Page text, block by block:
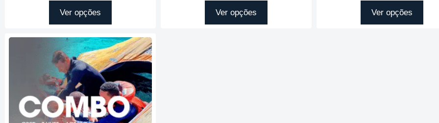
Ver opções Ver opções Ver opções